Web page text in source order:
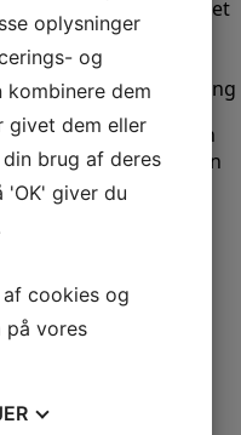
hvis du ønsker det
og permanent
tid til i ro og mag at
den rigtige beslutning
hvilket gør, at du kan
eller starte sæsonen
forsikringen nemt
forsikring.
dig med
oplysninger
og
kombinere dem
givet dem eller
brug af deres
'OK' giver du
cookies og
på vores